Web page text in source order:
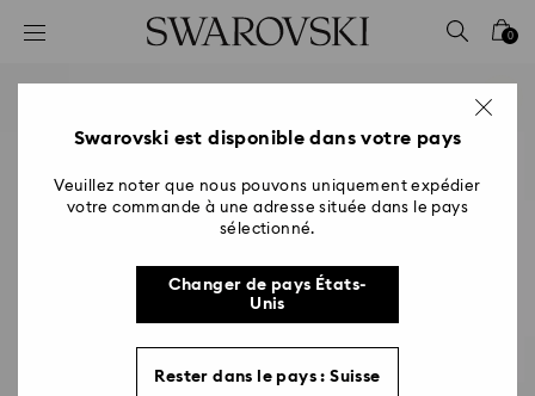
Accesskeys list
2 - Footer
0
Swarovski est disponible dans votre pays
Veuillez noter que nous pouvons uniquement expédier
votre commande à une adresse située dans le pays
sélectionné.
Changer de pays États-
Unis
Rester dans le pays : Suisse